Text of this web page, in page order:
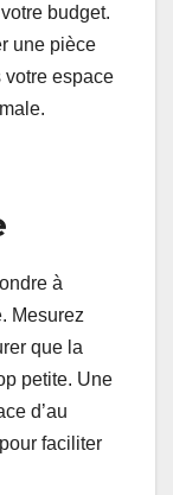
budget.
une pièce
votre espace
à
Mesurez
que la
petite. Une
d’au
faciliter